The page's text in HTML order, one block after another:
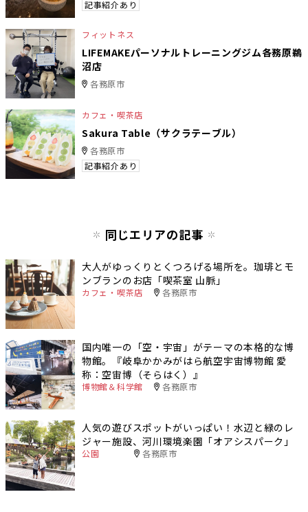
記事紹介あり
フィットネス
LIFEMAKEパーソナルトレーニングジム各務原鵜
沼店
各務原市
カフェ・喫茶店
Sakura Table（サクラテーブル）
各務原市
記事紹介あり
同じエリアの記事
大人がゆっくりとくつろげる場所を。珈琲とモ
ンブランのお店「喫茶室 山脈」
カフェ・喫茶店 各務原市
国内唯一の「空・宇宙」がテーマの本格的な博
物館。『岐阜かかみがはら航空宇宙博物館 愛
称：空宙博（そらはく）』
博物館＆科学館 各務原市
人気の遊びスポットがいっぱい！水辺と緑のレ
ジャー施設、河川環境楽園「オアシスパーク」
公園 各務原市